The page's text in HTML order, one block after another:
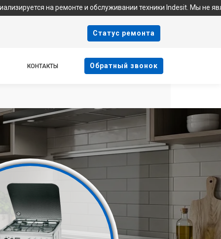
ремонте и обслуживании техники Indesit. Мы не являемся
Cтатус ремонта
КОНТАКТЫ Oбратный звонок